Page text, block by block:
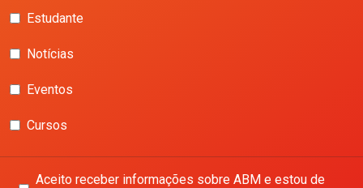
Estudante
Notícias
Eventos
Cursos
Aceito receber informações sobre ABM e estou de